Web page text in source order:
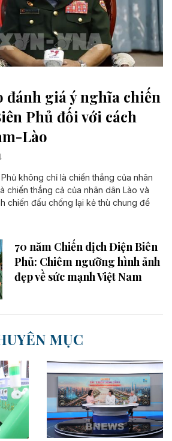
đánh giá ý nghĩa chiến
Phủ đối với cách
Lào
không chỉ là chiến thắng của nhân
chiến thắng cả của nhân dân Lào và
chiến đấu chống lại kẻ thù chung để
70 năm Chiến dịch Điện Biên
Phủ: Chiêm ngưỡng hình ảnh
đẹp về sức mạnh Việt Nam
MỤC